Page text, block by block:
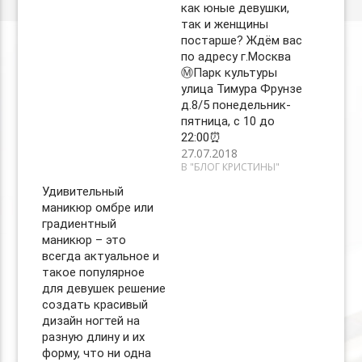
как юные девушки,
так и женщины
постарше? Ждём вас
по адресу г.Москва
Ⓜ️Парк культуры
улица Тимура Фрунзе
д.8/5 понедельник-
пятница, с 10 до
22:00⏰
27.07.2018
В "БЛОГ КРИСТИНЫ"
Удивительный
маникюр омбре или
градиентный
маникюр – это
всегда актуальное и
такое популярное
для девушек решение
создать красивый
дизайн ногтей на
разную длину и их
форму, что ни одна